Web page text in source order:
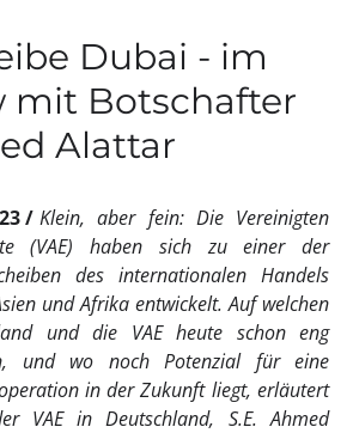
Dubai - im
mit Botschafter
Alattar
Klein, aber fein: Die Vereinigten
(VAE) haben sich zu einer der
des internationalen Handels
und Afrika entwickelt. Auf welchen
und die VAE heute schon eng
und wo noch Potenzial für eine
in der Zukunft liegt, erläutert
VAE in Deutschland, S.E. Ahmed